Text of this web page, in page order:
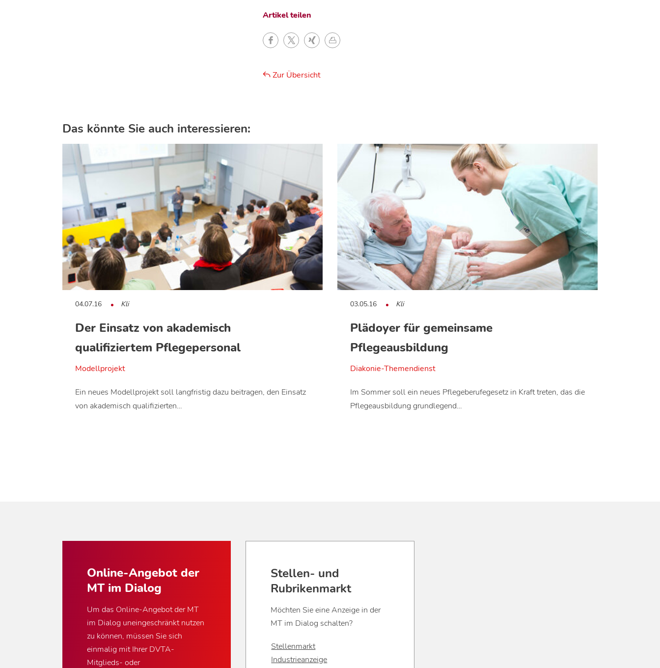
Artikel teilen
Zur Übersicht
Das könnte Sie auch interessieren:
04.07.16 Kli
Der Einsatz von akademisch
qualifiziertem Pflegepersonal
Modellprojekt
Ein neues Modellprojekt soll langfristig dazu beitragen, den Einsatz
von akademisch qualifizierten…
03.05.16 Kli
Plädoyer für gemeinsame
Pflegeausbildung
Diakonie-Themendienst
Im Sommer soll ein neues Pflegeberufegesetz in Kraft treten, das die
Pflegeausbildung grundlegend…
Online-Angebot der
MT im Dialog
Um das Online-Angebot der MT
im Dialog uneingeschränkt nutzen
zu können, müssen Sie sich
einmalig mit Ihrer DVTA-
Mitglieds- oder
Stellen- und
Rubrikenmarkt
Möchten Sie eine Anzeige in der
MT im Dialog schalten?
Stellenmarkt
Industrieanzeige